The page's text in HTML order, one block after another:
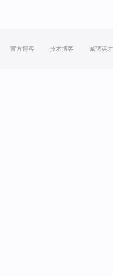
官方博客 技术博客 诚聘英才